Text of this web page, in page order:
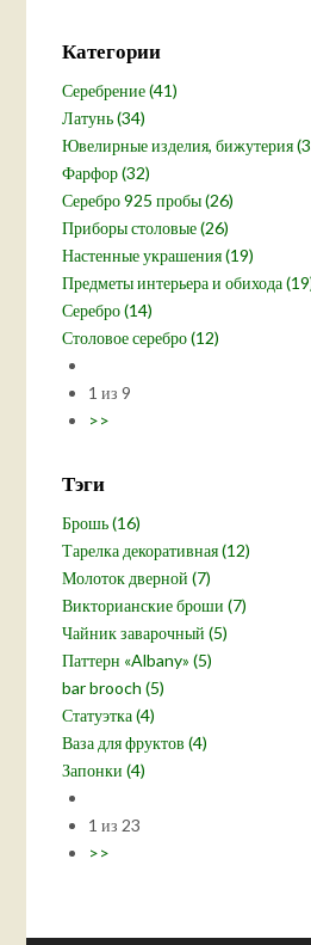
Категории
Серебрение (41)
Латунь (34)
Ювелирные изделия, бижутерия
Фарфор (32)
Серебро 925 пробы (26)
Приборы столовые (26)
Настенные украшения (19)
Предметы интерьера и обихода
Серебро (14)
Столовое серебро (12)
1 из 9
>>
Тэги
Брошь (16)
Тарелка декоративная (12)
Молоток дверной (7)
Викторианские броши (7)
Чайник заварочный (5)
Паттерн «Albany» (5)
bar brooch (5)
Статуэтка (4)
Ваза для фруктов (4)
Запонки (4)
1 из 23
>>